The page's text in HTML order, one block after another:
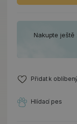
Nakupte ještě
Přidat k
Hlídací pes